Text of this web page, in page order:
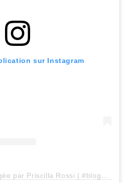
sur Instagram
Une publication partagée par Priscilla Rossi | #blogger (@mercredie)